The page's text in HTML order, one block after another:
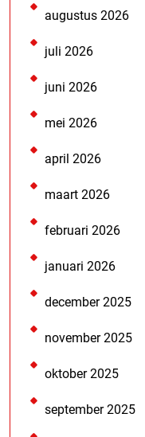
augustus 2026
juli 2026
juni 2026
mei 2026
april 2026
maart 2026
februari 2026
januari 2026
december 2025
november 2025
oktober 2025
september 2025